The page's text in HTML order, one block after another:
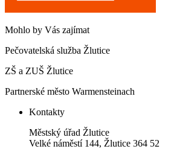
Mohlo by Vás zajímat
Pečovatelská služba Žlutice
ZŠ a ZUŠ Žlutice
Partnerské město Warmensteinach
Kontakty
Městský úřad Žlutice
Velké náměstí 144, Žlutice 364 52